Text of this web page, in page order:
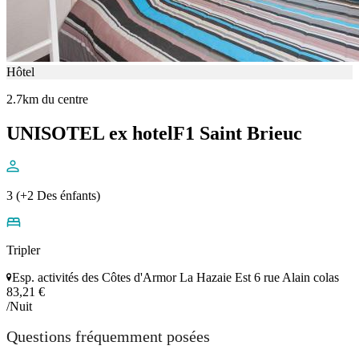
Hôtel
2.7km du centre
UNISOTEL ex hotelF1 Saint Brieuc
3 (+2 Des énfants)
Tripler
Esp. activités des Côtes d'Armor La Hazaie Est 6 rue Alain colas
83,21 €
/Nuit
Questions fréquemment posées